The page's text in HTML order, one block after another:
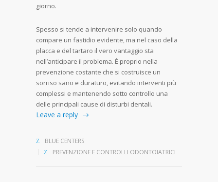
giorno.
Spesso si tende a intervenire solo quando
compare un fastidio evidente, ma nel caso della
placca e del tartaro il vero vantaggio sta
nell’anticipare il problema. È proprio nella
prevenzione costante che si costruisce un
sorriso sano e duraturo, evitando interventi più
complessi e mantenendo sotto controllo una
delle principali cause di disturbi dentali.
Leave a reply
BLUE CENTERS
PREVENZIONE E CONTROLLI ODONTOIATRICI